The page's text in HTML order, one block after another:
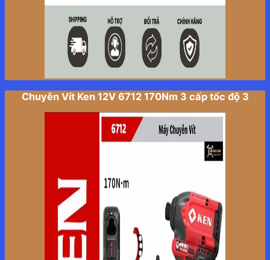
Chuyên Vít Ken 12V 6712 170Nm 3 cấp tốc độ 3